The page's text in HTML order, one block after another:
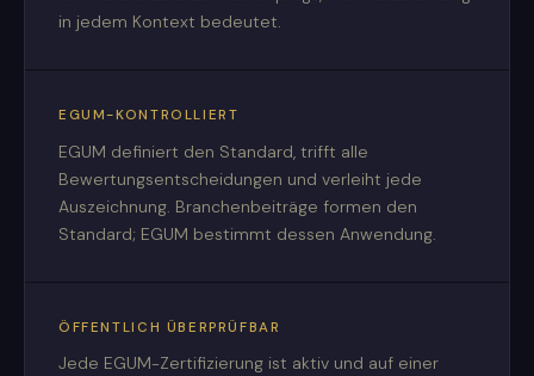
in jedem Kontext bedeutet.
EGUM-KONTROLLIERT
EGUM definiert den Standard, trifft alle
Bewertungsentscheidungen und verleiht jede
Auszeichnung. Branchenbeiträge formen den
Standard; EGUM bestimmt dessen Anwendung.
ÖFFENTLICH ÜBERPRÜFBAR
Jede EGUM-Zertifizierung ist aktiv und auf einer